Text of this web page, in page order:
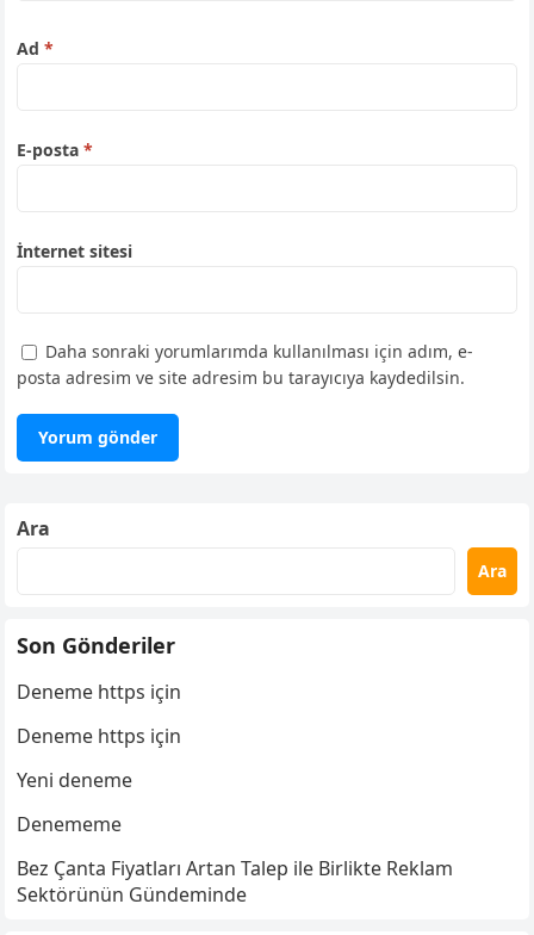
Ad*
E-posta*
İnternet sitesi
Daha sonraki yorumlarımda kullanılması için adım, e-
posta adresim ve site adresim bu tarayıcıya kaydedilsin.
Ara
Ara
Son Gönderiler
Deneme https için
Deneme https için
Yeni deneme
Denememe
Bez Çanta Fiyatları Artan Talep ile Birlikte Reklam
Sektörünün Gündeminde